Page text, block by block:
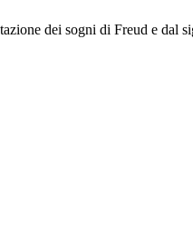
dei sogni di Freud e dal